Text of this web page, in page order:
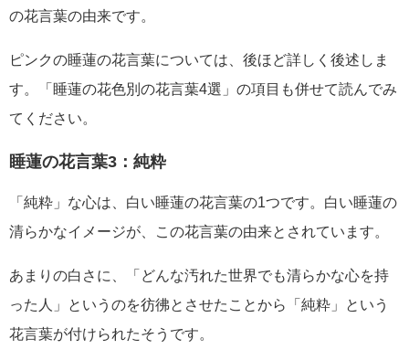
の花言葉の由来です。
ピンクの睡蓮の花言葉については、後ほど詳しく後述しま
す。「睡蓮の花色別の花言葉4選」の項目も併せて読んでみ
てください。
睡蓮の花言葉3：純粋
「純粋」な心は、白い睡蓮の花言葉の1つです。白い睡蓮の
清らかなイメージが、この花言葉の由来とされています。
あまりの白さに、「どんな汚れた世界でも清らかな心を持
った人」というのを彷彿とさせたことから「純粋」という
花言葉が付けられたそうです。